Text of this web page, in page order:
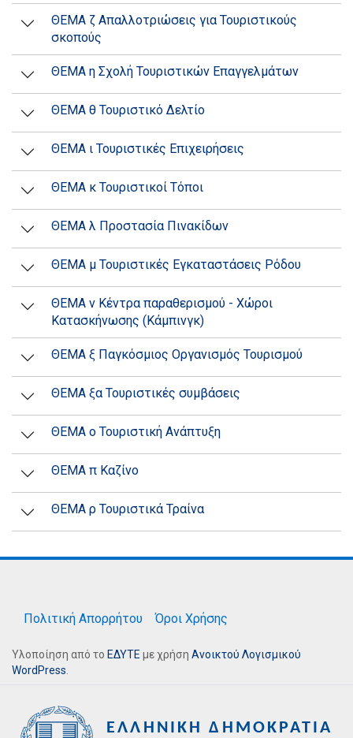
ΘΕΜΑ ζ Απαλλοτριώσεις για Τουριστικούς
σκοπούς
ΘΕΜΑ η Σχολή Τουριστικών Επαγγελμάτων
ΘΕΜΑ θ Τουριστικό Δελτίο
ΘΕΜΑ ι Τουριστικές Επιχειρήσεις
ΘΕΜΑ κ Τουριστικοί Τόποι
ΘΕΜΑ λ Προστασία Πινακίδων
ΘΕΜΑ μ Τουριστικές Εγκαταστάσεις Ρόδου
ΘΕΜΑ ν Κέντρα παραθερισμού - Χώροι
Κατασκήνωσης (Κάμπινγκ)
ΘΕΜΑ ξ Παγκόσμιος Οργανισμός Τουρισμού
ΘΕΜΑ ξα Τουριστικές συμβάσεις
ΘΕΜΑ ο Τουριστική Ανάπτυξη
ΘΕΜΑ π Καζίνο
ΘΕΜΑ ρ Τουριστικά Τραίνα
Πολιτική Απορρήτου Όροι Χρήσης
Υλοποίηση από το ΕΔΥΤΕ με χρήση Ανοικτού Λογισμικού
WordPress.